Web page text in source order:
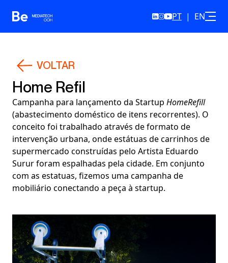
PT | EN
VOLTAR
Home Refil
Campanha para lançamento da Startup HomeRefill
(abastecimento doméstico de itens recorrentes). O
conceito foi trabalhado através de formato de
intervenção urbana, onde estátuas de carrinhos de
supermercado construídas pelo Artista Eduardo
Surur foram espalhadas pela cidade. Em conjunto
com as estatuas, fizemos uma campanha de
mobiliário conectando a peça à startup.